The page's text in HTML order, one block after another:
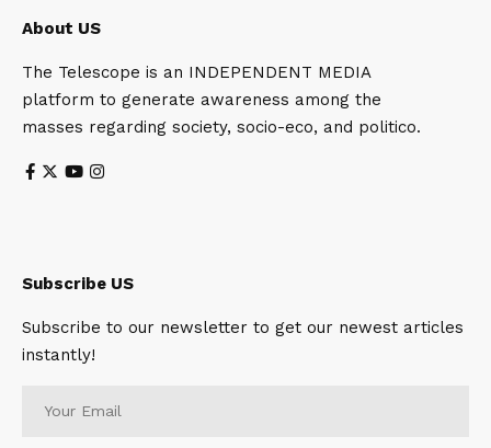
About US
The Telescope is an INDEPENDENT MEDIA
platform to generate awareness among the
masses regarding society, socio-eco, and politico.
Subscribe US
Subscribe to our newsletter to get our newest articles
instantly!